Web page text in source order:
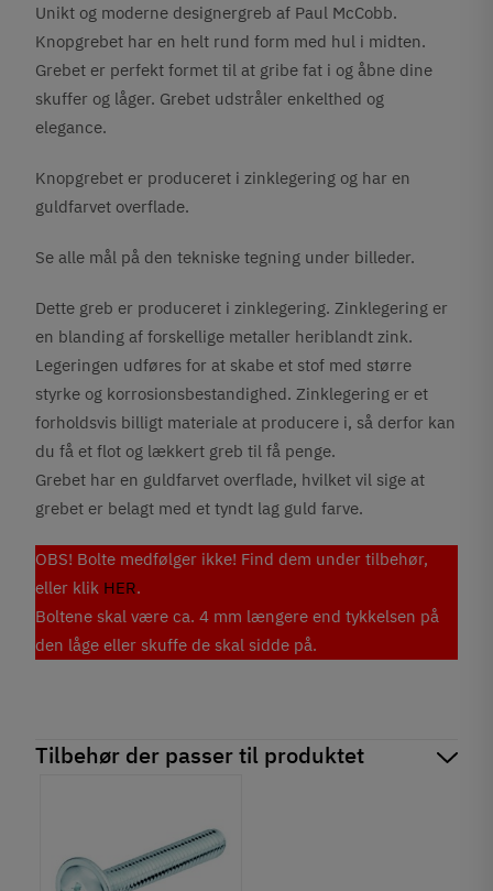
Unikt og moderne designergreb af Paul McCobb.
Knopgrebet har en helt rund form med hul i midten.
Grebet er perfekt formet til at gribe fat i og åbne dine
skuffer og låger. Grebet udstråler enkelthed og
elegance.
Knopgrebet er produceret i zinklegering og har en
guldfarvet overflade.
Se alle mål på den tekniske tegning under billeder.
Dette greb er produceret i zinklegering. Zinklegering er
en blanding af forskellige metaller heriblandt zink.
Legeringen udføres for at skabe et stof med større
styrke og korrosionsbestandighed. Zinklegering er et
forholdsvis billigt materiale at producere i, så derfor kan
du få et flot og lækkert greb til få penge.
Grebet har en guldfarvet overflade, hvilket vil sige at
grebet er belagt med et tyndt lag guld farve.
OBS! Bolte medfølger ikke! Find dem under tilbehør,
eller klik HER.
Boltene skal være ca. 4 mm længere end tykkelsen på
den låge eller skuffe de skal sidde på.
Tilbehør der passer til produktet